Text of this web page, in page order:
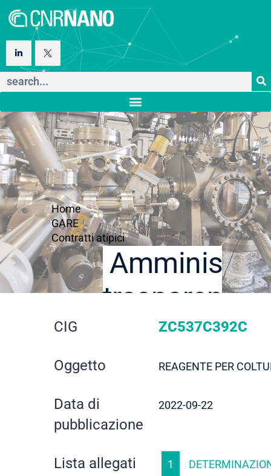
Home
GARE
Contratti atipici
trasparente
dettaglio
gara
CIG ZC537C392C
Oggetto REAGENTE PER
Data di
pubblicazione
2022-09-22
Lista allegati 1